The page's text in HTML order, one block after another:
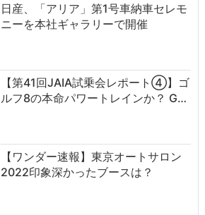
日産、「アリア」第1号車納車セレモ
ニーを本社ギャラリーで開催
【第41回JAIA試乗会レポート④】ゴ
ルフ8の本命パワートレインか？ G…
【ワンダー速報】東京オートサロン
2022印象深かったブースは？